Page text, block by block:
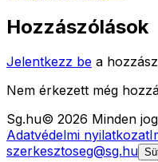
Hozzászólások
Jelentkezz be a
Nem érkezett még
Sg.hu© 2026 Minden
Adatvédelmi nyilatkozat
szerkesztoseg@sg.hu